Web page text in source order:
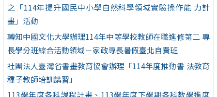
之「114年提升國民中小學自然科學領域實驗操作能 力計
畫」活動
轉知中國文化大學辦理114年中等學校教師在職進修第二 專
長學分班綜合活動領域－家政專長暑假臺北自費班
社團法人臺灣省書畫教育協會辦理「114年度推動書 法教育
種子教師培訓講習」